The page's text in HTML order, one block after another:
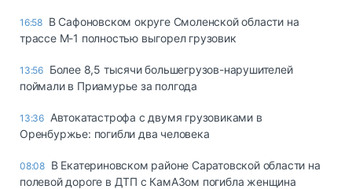
16:58 В Сафоновском округе Смоленской области на
трассе М-1 полностью выгорел грузовик
13:56 Более 8,5 тысячи большегрузов-нарушителей
поймали в Приамурье за полгода
13:36 Автокатастрофа с двумя грузовиками в
Оренбуржье: погибли два человека
08:08 В Екатериновском районе Саратовской области на
полевой дороге в ДТП с КамАЗом погибла женщина